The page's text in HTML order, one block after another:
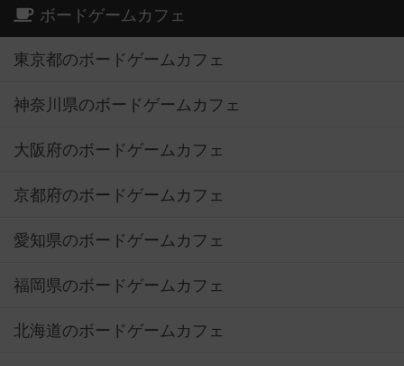
ボードゲームカフェ
東京都のボードゲームカフェ
神奈川県のボードゲームカフェ
大阪府のボードゲームカフェ
京都府のボードゲームカフェ
愛知県のボードゲームカフェ
福岡県のボードゲームカフェ
北海道のボードゲームカフェ